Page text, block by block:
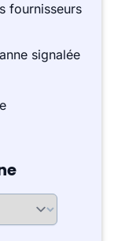
fournisseurs
signalée